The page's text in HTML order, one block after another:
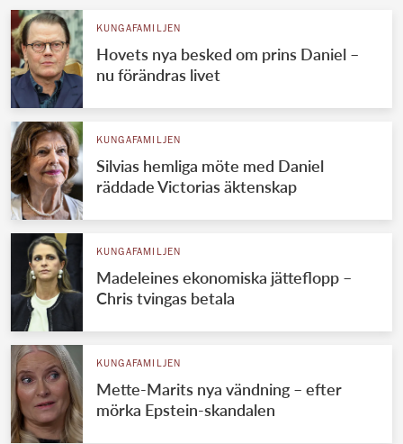
KUNGAFAMILJEN
Hovets nya besked om prins Daniel –
nu förändras livet
KUNGAFAMILJEN
Silvias hemliga möte med Daniel
räddade Victorias äktenskap
KUNGAFAMILJEN
Madeleines ekonomiska jätteflopp –
Chris tvingas betala
KUNGAFAMILJEN
Mette-Marits nya vändning – efter
mörka Epstein-skandalen